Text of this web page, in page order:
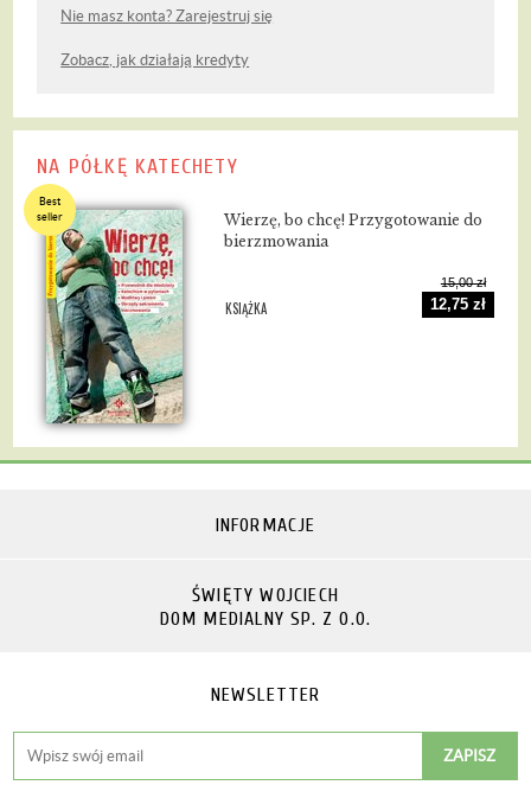
Nie masz konta? Zarejestruj się
Zobacz, jak działają kredyty
NA PÓŁKĘ KATECHETY
Best
seller
Wierzę, bo chcę! Przygotowanie do
bierzmowania
KSIĄŻKA
15,00 zł
12,75 zł
INFORMACJE
ŚWIĘTY WOJCIECH
DOM MEDIALNY SP. Z O.O.
NEWSLETTER